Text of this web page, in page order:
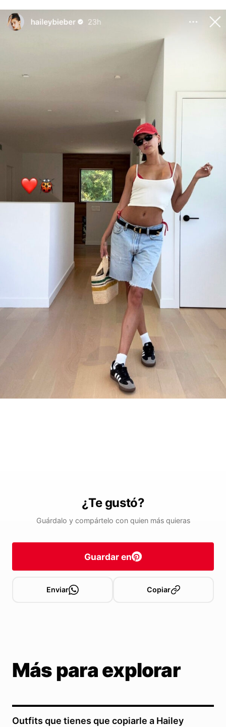
¿Te gustó?
Guárdalo y compártelo con quien más quieras
Guardar en
Enviar Copiar
Más para explorar
Outfits que tienes que copiarle a Hailey